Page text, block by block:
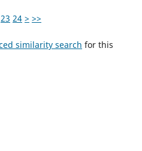
23 24 > >>
similarity search for this